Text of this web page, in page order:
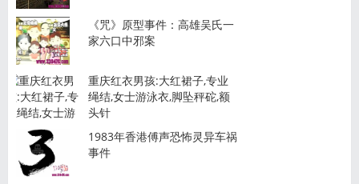
《咒》原型事件：高雄吴氏一
家六口中邪案
重庆红衣男孩:大红裙子,专业
绳结,女士游泳衣,脚坠秤砣,额
头针
1983年香港傅声恐怖灵异车祸
事件